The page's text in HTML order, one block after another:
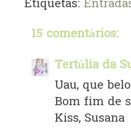
Etiquetas:
15 comentários:
Tertúlia da
Uau, que
Bom fim de
Kiss, Susana